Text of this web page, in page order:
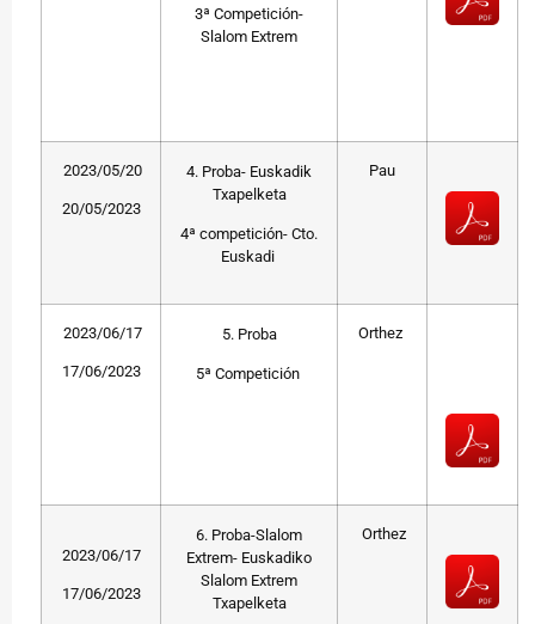
3ª Competición-
Slalom Extrem
2023/05/20
20/05/2023
4. Proba- Euskadik
Txapelketa
4ª competición- Cto.
Euskadi
Pau
2023/06/17
17/06/2023
5. Proba
5ª Competición
Orthez
2023/06/17
17/06/2023
6. Proba-Slalom
Extrem- Euskadiko
Slalom Extrem
Txapelketa
Orthez